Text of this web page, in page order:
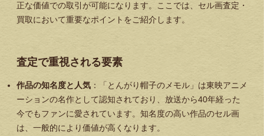
正な価値での取引が可能になります。ここでは、セル画査定・
買取において重要なポイントをご紹介します。
査定で重視される要素
作品の知名度と人気 ：「とんがり帽子のメモル」は東映アニメ
ーションの名作として認知されており、放送から40年経った
今でもファンに愛されています。知名度の高い作品のセル画
は、一般的により価値が高くなります。